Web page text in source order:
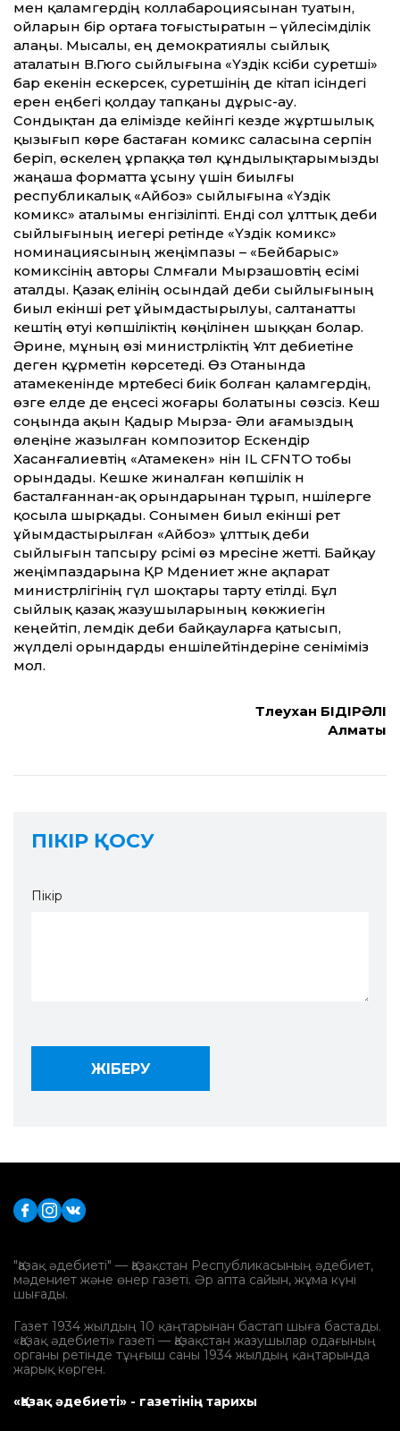
мен қаламгердің коллабароциясынан туатын,
ойларын бір ортаға тоғыстыратын – үйлесімділік
алаңы. Мысалы, ең демократиялы сыйлық
аталатын В.Гюго сыйлығына «Үздік кәсіби суретші»
бар екенін ескерсек, суретшінің де кітап ісіндегі
ерен еңбегі қолдау тапқаны дұрыс-ау.
Сондықтан да елімізде кейінгі кезде жұртшылық
қызығып көре бастаған комикс саласына серпін
беріп, өскелең ұрпаққа төл құндылықтарымызды
жаңаша форматта ұсыну үшін биылғы
республикалық «Айбоз» сыйлығына «Үздік
комикс» аталымы енгізіліпті. Енді сол ұлттық әдеби
сыйлығының иегері ретінде «Үздік комикс»
номинациясының жеңімпазы – «Бейбарыс»
комиксінің авторы Сләмғали Мырзашовтің есімі
аталды. Қазақ елінің осындай әдеби сыйлығының
биыл екінші рет ұйымдастырылуы, салтанатты
кештің өтуі көпшіліктің көңілінен шыққан болар.
Әрине, мұның өзі министрліктің Ұлт әдебиетіне
деген құрметін көрсетеді. Өз Отанында
атамекенінде мәртебесі биік болған қаламгердің,
өзге елде де еңсесі жоғары болатыны сөзсіз. Кеш
соңында ақын Қадыр Мырза- Әли ағамыздың
өлеңіне жазылған композитор Ескендір
Хасанғалиевтің «Атамекен» әнін IL CFNTO тобы
орындады. Кешке жиналған көпшілік ән
басталғаннан-ақ орындарынан тұрып, әншілерге
қосыла шырқады. Сонымен биыл екінші рет
ұйымдастырылған «Айбоз» ұлттық әдеби
сыйлығын тапсыру рәсімі өз мәресіне жетті. Байқау
жеңімпаздарына ҚР Мәдениет және ақпарат
министрлігінің гүл шоқтары тарту етілді. Бұл
сыйлық қазақ жазушыларының көкжиегін
кеңейтіп, әлемдік әдеби байқауларға қатысып,
жүлделі орындарды еншілейтіндеріне сеніміміз
мол.
Төлеухан БІДІРӘЛІ
Алматы
ПІКІР ҚОСУ
Пікір
"Қазақ әдебиеті" — Қазақстан Республикасының әдебиет,
мәдениет және өнер газеті. Әр апта сайын, жұма күні
шығады.
Газет 1934 жылдың 10 қаңтарынан бастап шыға бастады.
«Қазақ әдебиеті» газеті — Қазақстан жазушылар одағының
органы ретінде тұңғыш саны 1934 жылдың қаңтарында
жарық көрген.
«Қазақ әдебиеті» - газетінің тарихы